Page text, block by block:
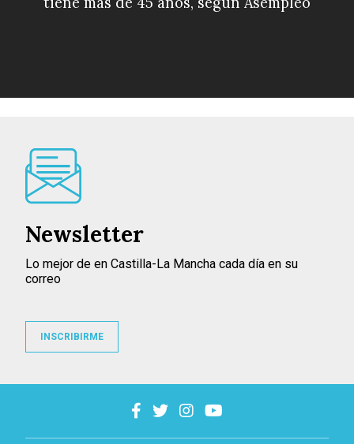
Newsletter
Lo mejor de en Castilla-La Mancha cada día en su
correo
INSCRIBIRME